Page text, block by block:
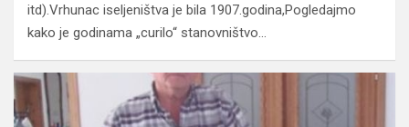
itd).Vrhunac iseljeništva je bila 1907.godina,Pogledajmo
kako je godinama „curilo“ stanovništvo…